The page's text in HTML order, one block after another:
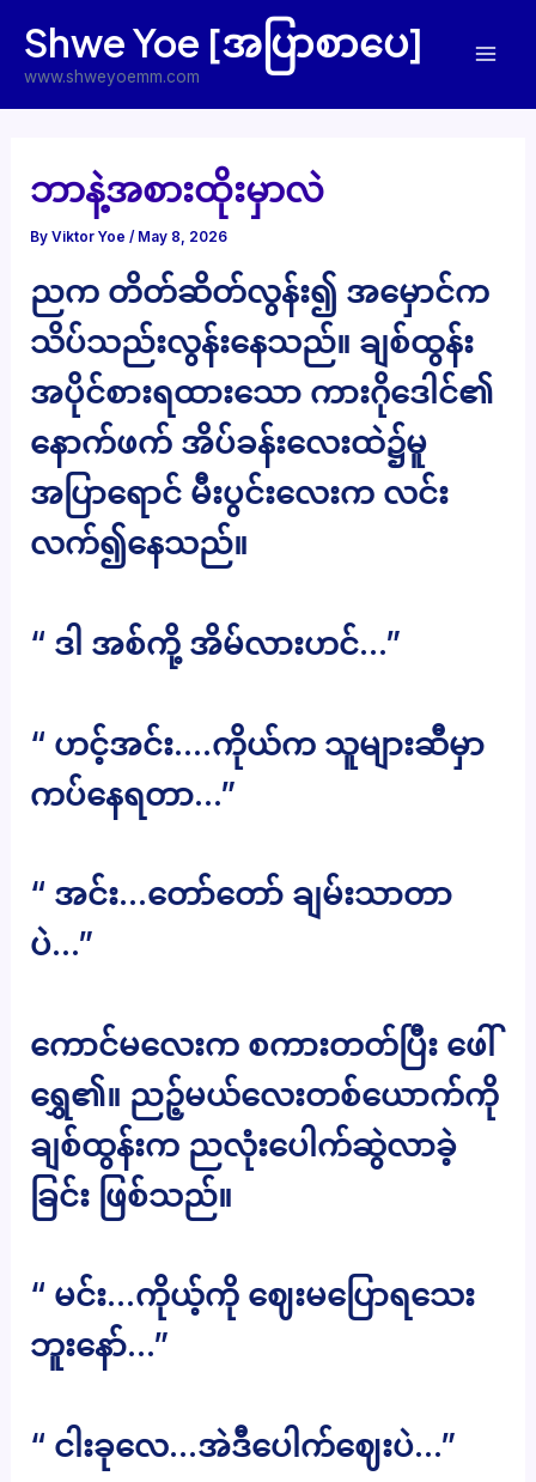
content
Shwe Yoe [အပြာစာပေ]
www.shweyoemm.com
ဘာနဲ့အစားထိုးမှာလဲ
ByViktor Yoe/ May 8, 2026
ညက တိတ်ဆိတ်လွန်း၍ အမှောင်က
သိပ်သည်းလွန်းနေသည်။ ချစ်ထွန်း
အပိုင်စားရထားသော ကားဂိုဒေါင်၏
နောက်ဖက် အိပ်ခန်းလေးထဲ၌မူ
အပြာရောင် မီးပွင်းလေးက လင်း
လက်၍နေသည်။
“ ဒါ အစ်ကို့ အိမ်လားဟင်…”
“ ဟင့်အင်း….ကိုယ်က သူများဆီမှာ
ကပ်နေရတာ…”
“ အင်း…တော်တော် ချမ်းသာတာ
ပဲ…”
ကောင်မလေးက စကားတတ်ပြီး ဖေါ်
ရွှေ၏။ ညဉ့်မယ်လေးတစ်ယောက်ကို
ချစ်ထွန်းက ညလုံးပေါက်ဆွဲလာခဲ့
ခြင်း ဖြစ်သည်။
“ မင်း…ကိုယ့်ကို ဈေးမပြောရသေး
ဘူးနော်…”
“ ငါးခုလေ…အဲဒီပေါက်ဈေးပဲ…”